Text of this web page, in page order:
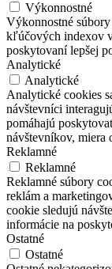
Výkonnostné
Výkonnostné
kľúčových indexov
poskytovaní lepšej
Analytické
Analytické
Analytické cookies
návštevníci
pomáhajú
návštevníkov, miera
Reklamné
Reklamné
Reklamné súbory
reklám a
cookie sledujú
informácie na
Ostatné
Ostatné